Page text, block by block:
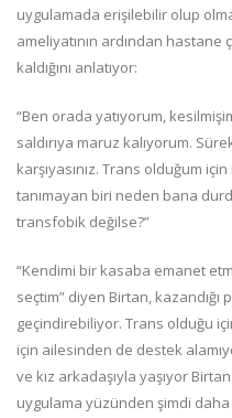
uygulamada erişilebilir olup
ameliyatının ardından hastane
kaldığını anlatıyor:
“Ben orada yatıyorum,
saldırıya maruz kalıyorum.
karşıyasınız. Trans olduğum
tanımayan biri neden bana
transfobik değilse?”
“Kendimi bir kasaba emanet
seçtim” diyen Birtan,
geçindirebiliyor. Trans olduğu
için ailesinden de destek
ve kız arkadaşıyla yaşıyor
uygulama yüzünden şimdi